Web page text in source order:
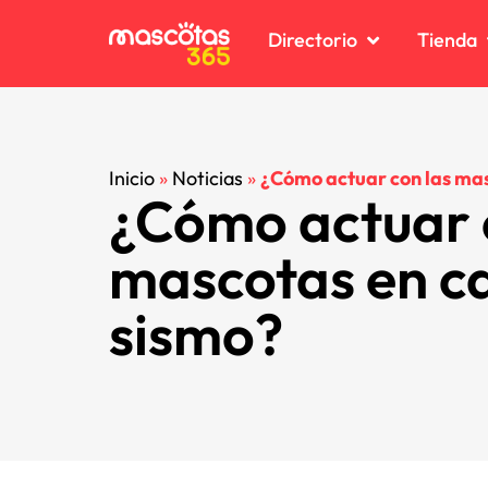
Directorio Tienda
Inicio » Noticias » ¿Cómo actuar con las
¿Cómo actuar
mascotas en
sismo?